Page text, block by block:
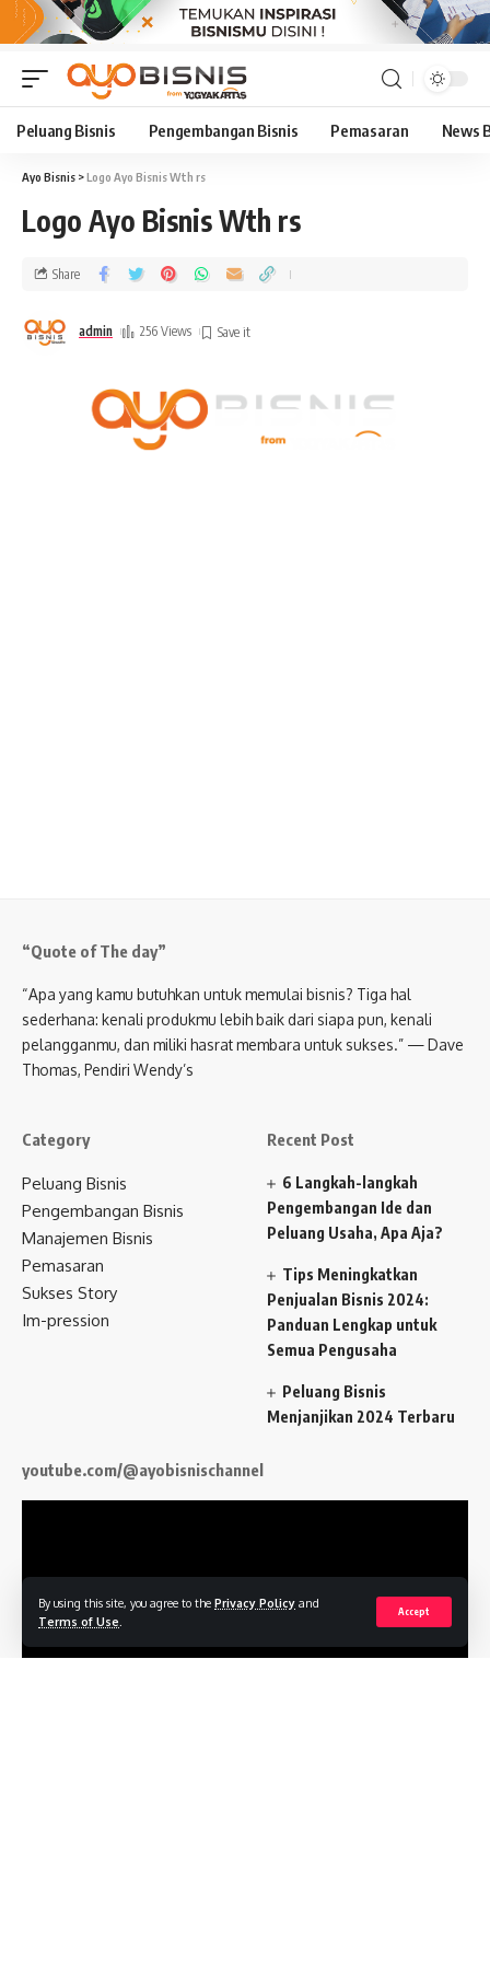
By using this site, you agree to the Privacy Policy and
Terms of Use
Accept
Peluang Bisnis Pengembangan Bisnis Pemasaran News
Ayo Bisnis >Logo Ayo Bisnis Wth rs
Logo Ayo Bisnis Wth rs
admin 256 Views
Share
“Quote of The day”
“Apa yang kamu butuhkan untuk memulai bisnis? Tiga hal
sederhana: kenali produkmu lebih baik dari siapa pun, kenali
pelangganmu, dan miliki hasrat membara untuk sukses.” — Dave
Thomas, Pendiri Wendy’s
Category
Peluang Bisnis
Pengembangan Bisnis
Manajemen Bisnis
Pemasaran
Sukses Story
Im-pression
Recent Post
6 Langkah-langkah
Pengembangan Ide dan
Peluang Usaha, Apa Aja?
Tips Meningkatkan
Penjualan Bisnis 2024:
Panduan Lengkap untuk
Semua Pengusaha
Peluang Bisnis
Menjanjikan 2024 Terbaru
youtube.com/@ayobisnischannel